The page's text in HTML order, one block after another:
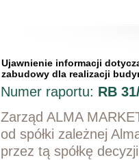
Ujawnienie informacji
zabudowy dla realizacji
Numer raportu: RB
Zarząd ALMA
od spółki zależnej
przez tą spółkę